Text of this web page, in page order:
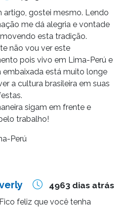
artigo, gostei mesmo. Lendo
me dá alegria e vontade
esta tradição.
não vou ver este
pois vivo em Lima-Perú e
embaixada está muito longe
a cultura brasileira em suas
sigam em frente e
trabalho!
Perú
4963 dias atrás
Fico feliz que você tenha